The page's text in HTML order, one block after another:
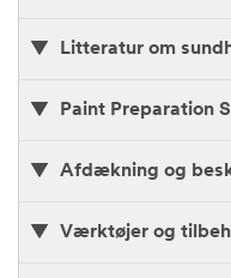
Litteratur om
Paint Preparation
Afdækning og
Værktøjer og